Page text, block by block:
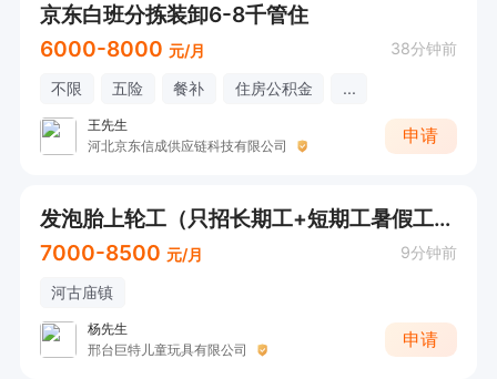
京东白班分拣装卸6-8千管住
6000-8000 元/月 38分钟前
不限 五险 餐补 住房公积金 ...
王先生
河北京东信成供应链科技有限公司
申请
发泡胎上轮工（只招长期工+短期工暑假工勿扰！）
7000-8500 元/月 9分钟前
河古庙镇
杨先生
邢台巨特儿童玩具有限公司
申请